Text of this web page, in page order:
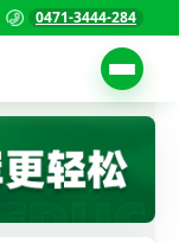
0471-3444-284